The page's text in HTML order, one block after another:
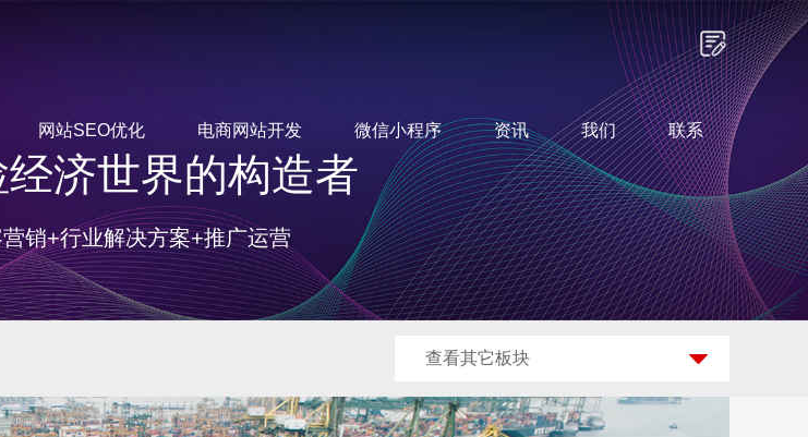
网站SEO优化 电商网站开发 微信小程序 资讯 我们 联系
济世界的构造者
销+行业解决方案+推广运营
查看其它板块